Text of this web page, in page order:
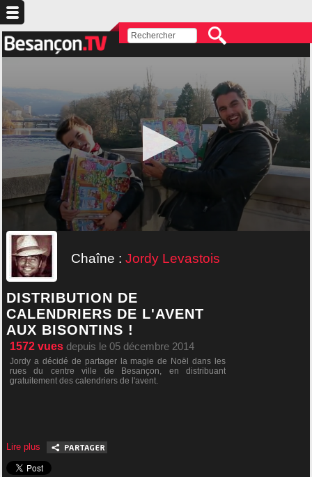
Chaîne : Jordy Levastois
DISTRIBUTION DE
CALENDRIERS DE L'AVENT
AUX BISONTINS !
1572 vues depuis le 05 décembre 2014
Jordy a décidé de partager la magie de Noël dans les
rues du centre ville de Besançon, en distribuant
gratuitement des calendriers de l'avent.
Lire plus